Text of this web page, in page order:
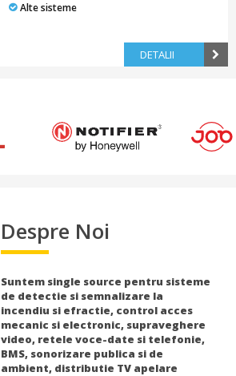
Alte sisteme
DETALII
Despre Noi
Suntem single source pentru sisteme
de detectie si semnalizare la
incendiu si efractie, control acces
mecanic si electronic, supraveghere
video, retele voce-date si telefonie,
BMS, sonorizare publica si de
ambient, distributie TV apelare